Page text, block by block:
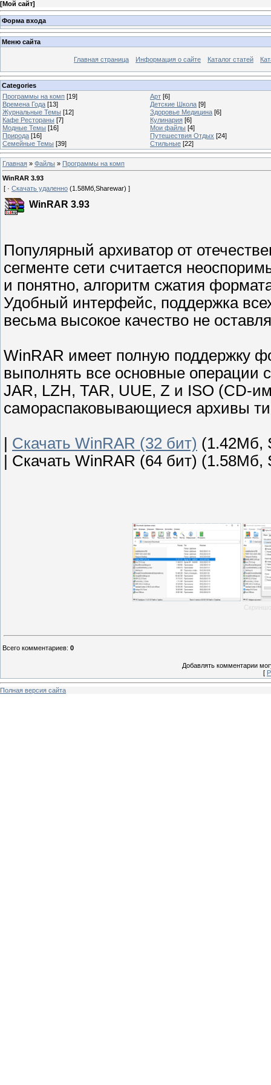
[Мой сайт]
Форма входа
Меню сайта
Главная страница Информация о сайте Каталог статей
Categories
Программы на комп [19] Арт [6]
Времена Года [13] Детские Школа [9]
Журнальные Темы [12] Здоровье Медицина [6]
Кафе Рестораны [7] Кулинария [6]
Модные Темы [16] Мои файлы [4]
Природа [16] Путешествия Отдых [24]
Семейные Темы [39] Стильные [22]
Главная » Файлы » Программы на комп
WinRAR 3.93
[ · Скачать удаленно (1.58Мб,Sharewar) ]
WinRAR 3.93
Популярный архиватор от
сегменте сети считается
и понятно, алгоритм сжатия
Удобный интерфейс, поддержка
весьма высокое качество не
WinRAR имеет полную поддержку
выполнять все основные операции
JAR, LZH, TAR, UUE, Z и ISO (CD-
самораспаковывающиеся архивы
Скачать WinRAR (32 бит) (1.42Мб,
Скачать WinRAR (64 бит) (1.58Мб,
Всего комментариев: 0
Добавлять комментарии
[
Полная версия сайта